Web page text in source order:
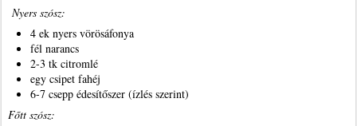
Nyers szósz:
4 ek nyers vörösáfonya
fél narancs
2-3 tk citromlé
egy csipet fahéj
6-7 csepp édesítőszer (ízlés szerint)
Főtt szósz: